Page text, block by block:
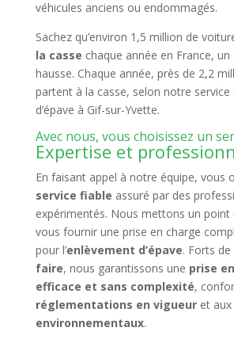
véhicules anciens ou endommagés.
Sachez qu’environ 1,5 million de
la casse chaque année en France, un
hausse. Chaque année, près de 2,2
partent à la casse, selon notre service
d’épave à Gif-sur-Yvette.
Avec nous, vous choisissez un
Expertise et
En faisant appel à notre équipe, vous
service fiable assuré par des
expérimentés. Nous mettons un point
vous fournir une prise en charge
pour l’enlèvement d’épave. Forts
faire, nous garantissons une prise
efficace et sans complexité,
réglementations en vigueuret aux
environnementaux.